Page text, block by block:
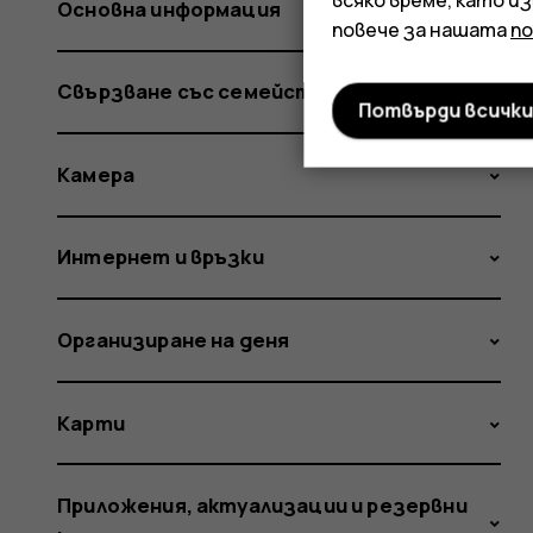
Основна информация
Свързване със семейство и приятели
Камера
Интернет и връзки
Организиране на деня
Карти
Приложения, актуализации и резервни
повече за нашата
Потвърди всички